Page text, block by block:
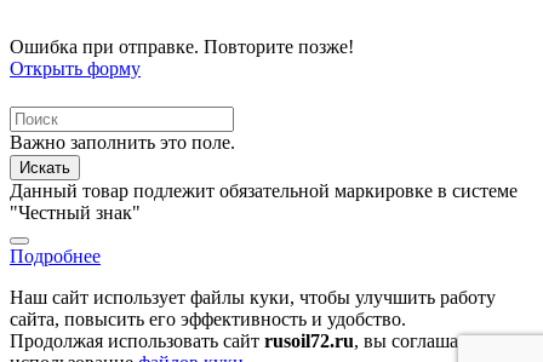
Ошибка при отправке. Повторите позже!
Открыть форму
Важно заполнить это поле.
Искать
Данный товар подлежит обязательной маркировке в системе
"Честный знак"
Подробнее
Наш сайт использует файлы куки, чтобы улучшить работу
сайта, повысить его эффективность и удобство.
Продолжая использовать сайт rusoil72.ru, вы соглашаетесь на